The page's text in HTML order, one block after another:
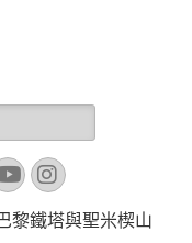
Instagram
黎鐵塔與聖米楔山